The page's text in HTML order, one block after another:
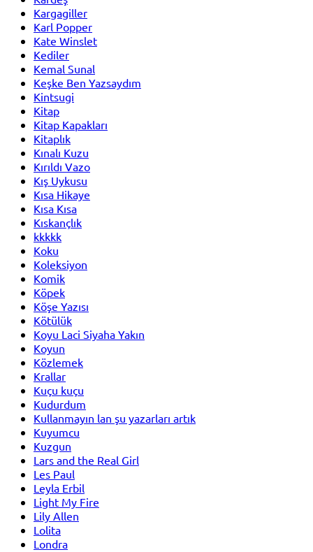
Kargagiller
Karl Popper
Kate Winslet
Kediler
Kemal Sunal
Keşke Ben Yazsaydım
Kintsugi
Kitap
Kitap Kapakları
Kitaplık
Kınalı Kuzu
Kırıldı Vazo
Kış Uykusu
Kısa Hikaye
Kısa Kısa
Kıskançlık
kkkkk
Koku
Koleksiyon
Komik
Köpek
Köşe Yazısı
Kötülük
Koyu Laci Siyaha Yakın
Koyun
Közlemek
Krallar
Kuçu kuçu
Kudurdum
Kullanmayın lan şu yazarları artık
Kuyumcu
Kuzgun
Lars and the Real Girl
Les Paul
Leyla Erbil
Light My Fire
Lily Allen
Lolita
Londra